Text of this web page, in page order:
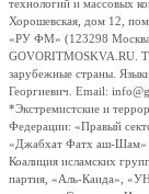
технологий и массовых
Хорошевская, дом 12,
«РУ ФМ» (123298
GOVORITMOSKVA.RU.
зарубежные страны.
Георгиевич. Email:
*Экстремистские и
Федерации: «Правый
«Джабхат Фатх аш-Шам»
Коалиция исламских
партия, «Аль-Каида»,